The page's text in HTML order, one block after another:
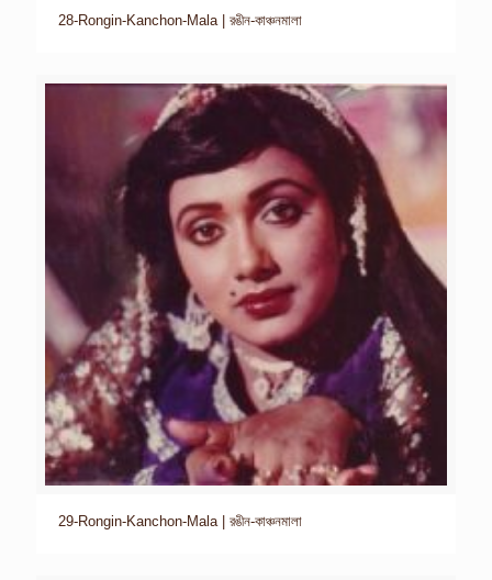
28-Rongin-Kanchon-Mala | রঙীন-কাঞ্চনমালা
29-Rongin-Kanchon-Mala | রঙীন-কাঞ্চনমালা